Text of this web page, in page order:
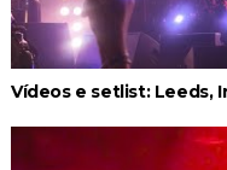
Vídeos e setlist: Leeds,